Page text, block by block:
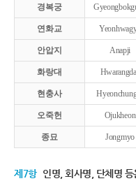
경복궁
연화교
안압지 Anapji
화랑대
현충사
오죽헌 Ojukheon
종묘 Jongmyo
제7항 인명, 회사명, 단체명